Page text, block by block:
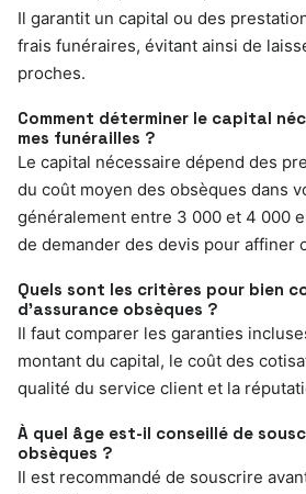
Il garantit un capital ou des
frais funéraires, évitant ainsi de
proches.
Comment déterminer le capital
mes funérailles ?
Le capital nécessaire dépend des
du coût moyen des obsèques dans
généralement entre 3 000 et 4 000
de demander des devis pour affiner
Quels sont les critères pour bien
d’assurance obsèques ?
Il faut comparer les garanties
montant du capital, le coût des
qualité du service client et la
À quel âge est-il conseillé de
obsèques ?
Il est recommandé de souscrire